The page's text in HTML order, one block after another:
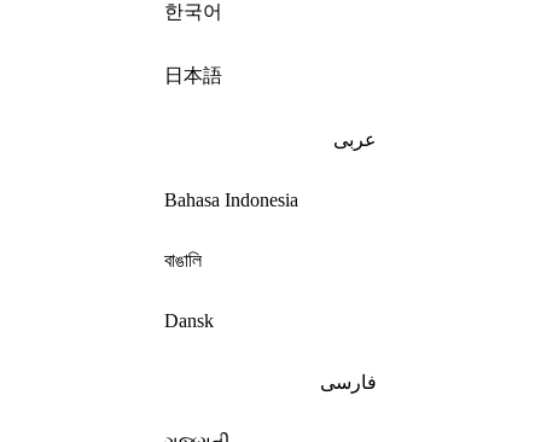
한국어
日本語
عربى
Bahasa Indonesia
বাঙালি
Dansk
فارسی